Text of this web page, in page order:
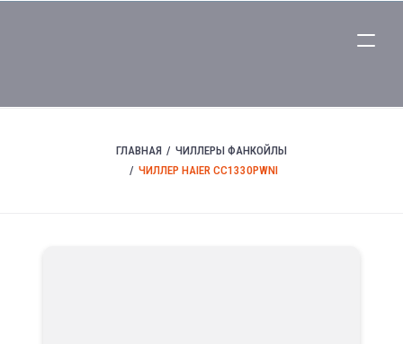
ГЛАВНАЯ
ЧИЛЛЕРЫ ФАНКОЙЛЫ
ЧИЛЛЕР HAIER CC1330PWNI